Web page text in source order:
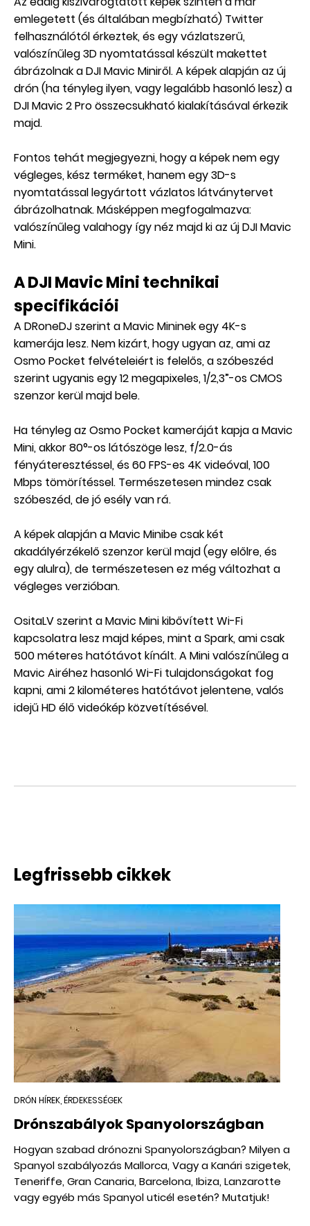
emlegetett (és általában megbízható) Twitter
felhasználótól érkeztek, és egy vázlatszerű,
valószínűleg 3D nyomtatással készült makettet
ábrázolnak a DJI Mavic Miniről. A képek alapján az új
drón (ha tényleg ilyen, vagy legalább hasonló lesz) a
DJI Mavic 2 Pro összecsukható kialakításával érkezik
majd.
Fontos tehát megjegyezni, hogy a képek nem egy
végleges, kész terméket, hanem egy 3D-s
nyomtatással legyártott vázlatos látványtervet
ábrázolhatnak. Másképpen megfogalmazva:
valószínűleg valahogy így néz majd ki az új DJI Mavic
Mini.
A DJI Mavic Mini technikai
specifikációi
A DRoneDJ szerint a Mavic Mininek egy 4K-s
kamerája lesz. Nem kizárt, hogy ugyan az, ami az
Osmo Pocket felvételeiért is felelős, a szóbeszéd
szerint ugyanis egy 12 megapixeles, 1/2,3”-os CMOS
szenzor kerül majd bele.
Ha tényleg az Osmo Pocket kameráját kapja a Mavic
Mini, akkor 80°-os látószöge lesz, f/2.0-ás
fényáteresztéssel, és 60 FPS-es 4K videóval, 100
Mbps tömörítéssel. Természetesen mindez csak
szóbeszéd, de jó esély van rá.
A képek alapján a Mavic Minibe csak két
akadályérzékelő szenzor kerül majd (egy előlre, és
egy alulra), de természetesen ez még változhat a
végleges verzióban.
OsitaLV szerint a Mavic Mini kibővített Wi-Fi
kapcsolatra lesz majd képes, mint a Spark, ami csak
500 méteres hatótávot kínált. A Mini valószínűleg a
Mavic Airéhez hasonló Wi-Fi tulajdonságokat fog
kapni, ami 2 kilométeres hatótávot jelentene, valós
idejű HD élő videókép közvetítésével.
Legfrissebb cikkek
DRÓN HÍREK, ÉRDEKESSÉGEK
Drónszabályok Spanyolországban
Hogyan szabad drónozni Spanyolországban? Milyen a
Spanyol szabályozás Mallorca, Vagy a Kanári szigetek,
Teneriffe, Gran Canaria, Barcelona, Ibiza, Lanzarotte
vagy egyéb más Spanyol uticél esetén? Mutatjuk!